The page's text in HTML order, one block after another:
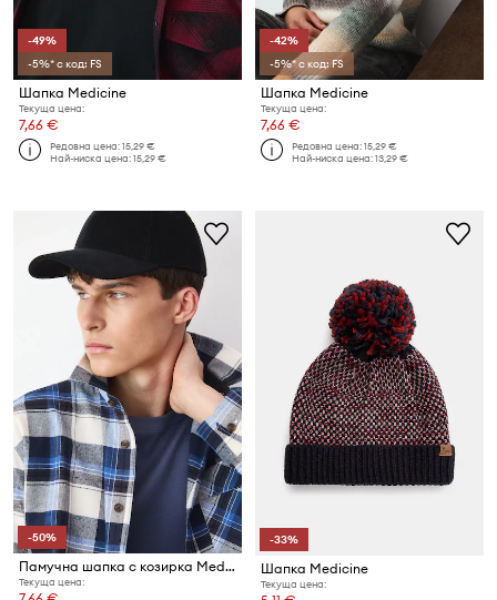
-49%
-5%* с код: FS
Шапка Medicine
Текуща цена:
7,66 €
Редовна цена:15,29 €
Най-ниска цена:15,29 €
-42%
-5%* с код: FS
Шапка Medicine
Текуща цена:
7,66 €
Редовна цена:15,29 €
Най-ниска цена:13,29 €
-50%
Памучна шапка с козирка Medicine
Текуща цена:
-33%
Шапка Medicine
Текуща цена: